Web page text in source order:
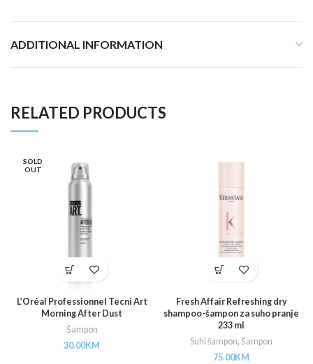
ADDITIONAL INFORMATION
RELATED PRODUCTS
SOLD
OUT
L’Oréal Professionnel Tecni Art
Morning After Dust
Šampon
30.00KM
Fresh Affair Refreshing dry
shampoo-šampon za suho pranje
233 ml
Suhi šampon, Šampon
75.00KM